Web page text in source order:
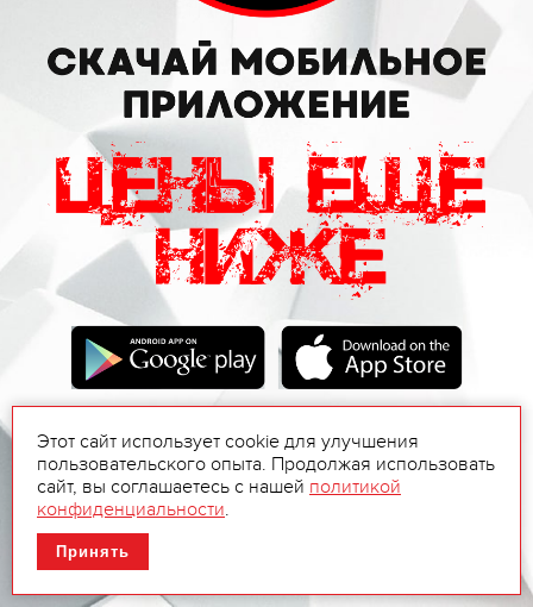
Этот сайт использует cookie для улучшения
пользовательского опыта. Продолжая использовать
сайт, вы соглашаетесь с нашей политикой
конфиденциальности.
Принять